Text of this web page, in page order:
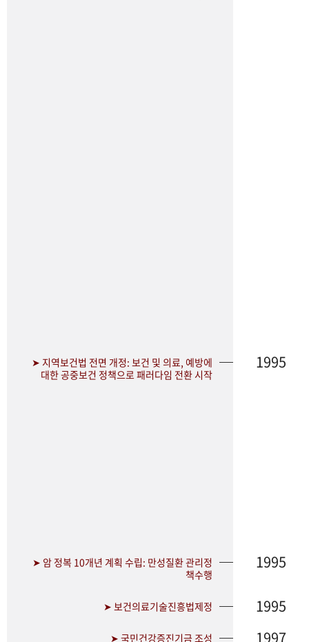
➤ 지역보건법 전면 개정: 보건 및 의료, 예방에
대한 공중보건 정책으로 패러다임 전환 시작
1995
➤ 암 정복 10개년 계획 수립: 만성질환 관리정
책수행
1995
➤ 보건의료기술진흥법제정 1995
➤ 국민건강증진기금 조성 1997